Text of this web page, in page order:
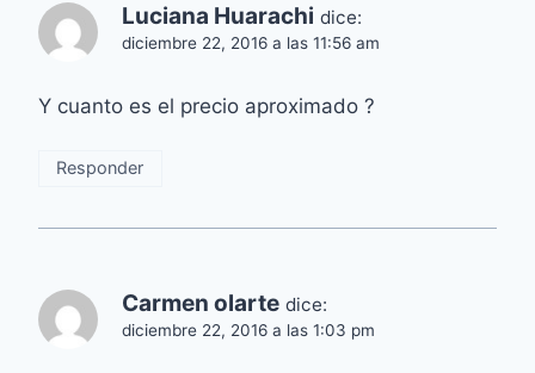
Luciana Huarachi dice:
diciembre 22, 2016 a las 11:56 am
Y cuanto es el precio aproximado ?
Responder
Carmen olarte dice:
diciembre 22, 2016 a las 1:03 pm